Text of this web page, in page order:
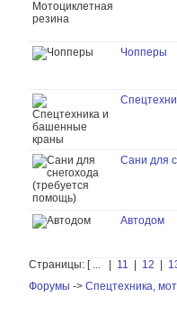
Чопперы
Сани для
Автодом
Страницы: [ ... 11 12
Форумы -> Спецтехника,